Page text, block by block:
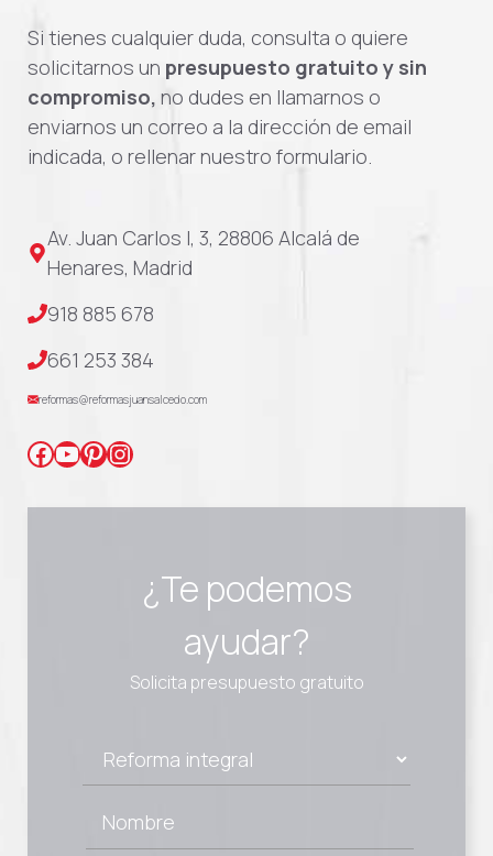
Si tienes cualquier duda, consulta o quiere
solicitarnos un presupuesto gratuito y sin
compromiso, no dudes en llamarnos o
enviarnos un correo a la dirección de email
indicada, o rellenar nuestro formulario.
Av. Juan Carlos I, 3, 28806 Alcalá de
Henares, Madrid
918 885 678
661 253 384
reformas@reformasjuansalcedo.com
Facebook
YouTube
Pinterest
Instagram
¿Te podemos
ayudar?
Solicita presupuesto gratuito